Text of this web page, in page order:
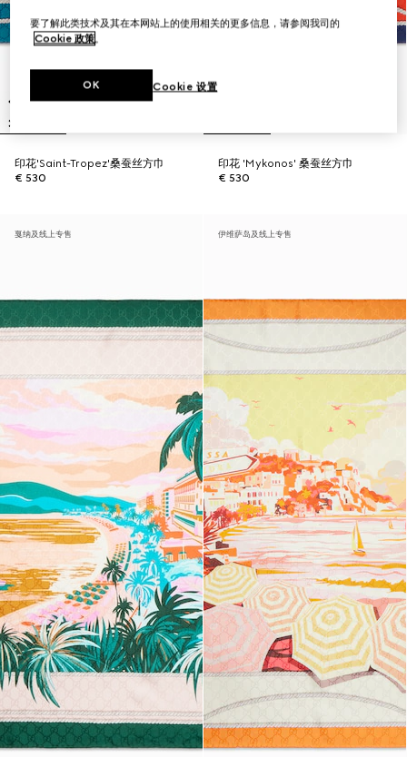
印花'Saint-Tropez'桑蚕丝方巾
€ 530
印花 'Mykonos' 桑蚕丝方巾
€ 530
戛纳及线上专售 伊维萨岛及线上专售
要了解此类技术及其在本网站上的使用相关的更多信息，请参阅我司的
Cookie 政策。
Cookie 设置
OK